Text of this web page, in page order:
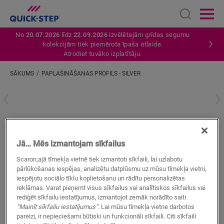
Open
No 20.07.2026 līdz22.09.2026 izvēlētajām grīdas segumu
kolekcijām tiek piemērota īpaša atlaide.
Atrodiet tuvāko izplatītāju.
SĀKUMS PAPLAŠINĀŠANAS PROFILS - SILVER
LAMINĀTA AKSESUĀRI PAPLAŠINĀŠANAS PROFILS
Skaista apdare
Jūsu lamināta grīdai
Viegla ieklāšana
Jā… Mēs izmantojam sīkfailus
Scaron;ajā tīmekļa vietnē tiek izmantoti sīkfaili, lai uzlabotu
pārlūkošanas iespējas, analizētu datplūsmu uz mūsu tīmekļa vietni,
iespējotu sociālo tīklu koplietošanu un rādītu personalizētas
reklāmas. Varat pieņemt visus sīkfailus vai analītiskos sīkfailus vai
rediģēt sīkfailu iestatījumus, izmantojot zemāk norādīto saiti
“Mainīt sīkfailu iestatījumus”. Lai mūsu tīmekļa vietne darbotos
pareizi, ir nepieciešami būtiski un funkcionāli sīkfaili. Citi sīkfaili